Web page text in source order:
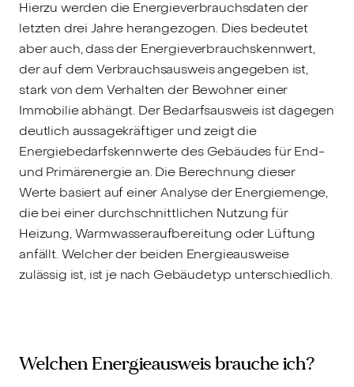
Hierzu werden die Energieverbrauchsdaten der
letzten drei Jahre herangezogen. Dies bedeutet
aber auch, dass der Energieverbrauchskennwert,
der auf dem Verbrauchsausweis angegeben ist,
stark von dem Verhalten der Bewohner einer
Immobilie abhängt. Der Bedarfsausweis ist dagegen
deutlich aussagekräftiger und zeigt die
Energiebedarfskennwerte des Gebäudes für End-
und Primärenergie an. Die Berechnung dieser
Werte basiert auf einer Analyse der Energiemenge,
die bei einer durchschnittlichen Nutzung für
Heizung, Warmwasseraufbereitung oder Lüftung
anfällt. Welcher der beiden Energieausweise
zulässig ist, ist je nach Gebäudetyp unterschiedlich.
Welchen Energieausweis brauche ich?